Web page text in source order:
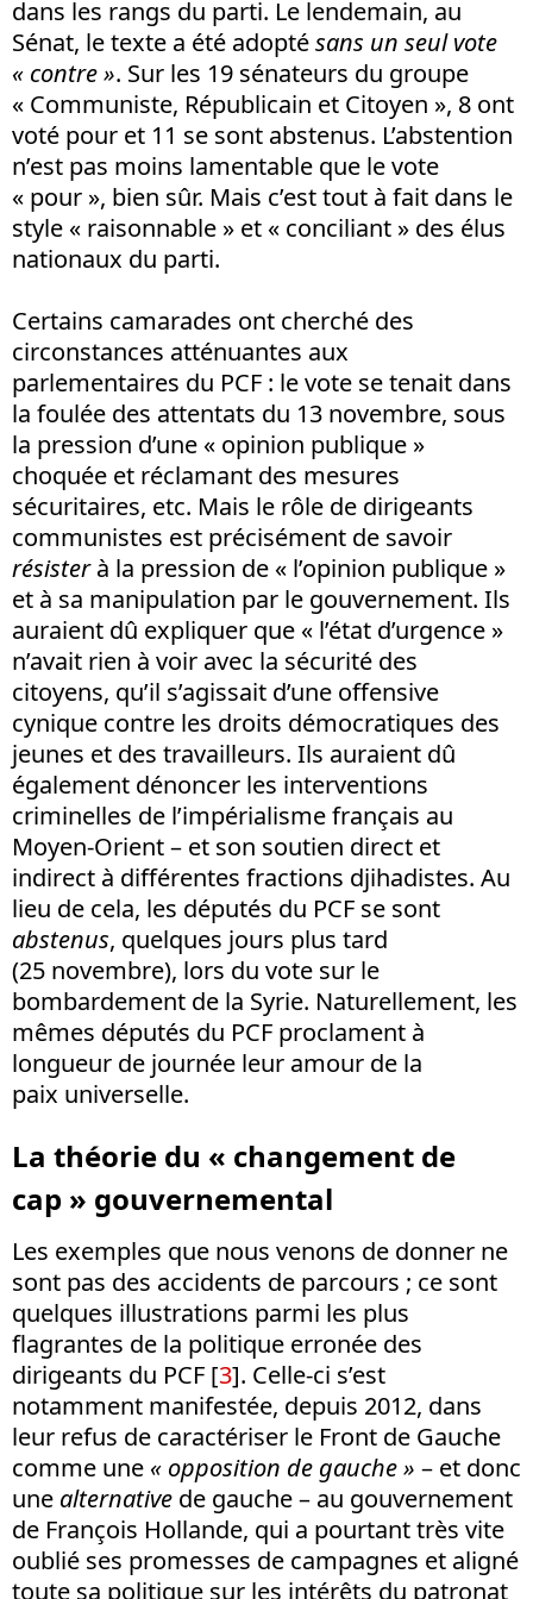
dans les rangs du parti. Le lendemain, au
Sénat, le texte a été adoptésans un seul vote
« contre ». Sur les 19 sénateurs du groupe
« Communiste, Républicain et Citoyen », 8 ont
voté pour et 11 se sont abstenus. L’abstention
n’est pas moins lamentable que le vote
« pour », bien sûr. Mais c’est tout à fait dans le
style « raisonnable » et « conciliant » des élus
nationaux du parti.
Certains camarades ont cherché des
circonstances atténuantes aux
parlementaires du PCF : le vote se tenait dans
la foulée des attentats du 13 novembre, sous
la pression d’une « opinion publique »
choquée et réclamant des mesures
sécuritaires, etc. Mais le rôle de dirigeants
communistes est précisément de savoir
résisterà la pression de « l’opinion publique »
et à sa manipulation par le gouvernement. Ils
auraient dû expliquer que « l’état d’urgence »
n’avait rien à voir avec la sécurité des
citoyens, qu’il s’agissait d’une offensive
cynique contre les droits démocratiques des
jeunes et des travailleurs. Ils auraient dû
également dénoncer les interventions
criminelles de l’impérialisme français au
Moyen-Orient – et son soutien direct et
indirect à différentes fractions djihadistes. Au
lieu de cela, les députés du PCF se sont
abstenus, quelques jours plus tard
(25 novembre), lors du vote sur le
bombardement de la Syrie. Naturellement, les
mêmes députés du PCF proclament à
longueur de journée leur amour de la
paix universelle.
La théorie du « changement de
cap » gouvernemental
Les exemples que nous venons de donner ne
sont pas des accidents de parcours ; ce sont
quelques illustrations parmi les plus
flagrantes de la politique erronée des
dirigeants du PCF [3]. Celle-ci s’est
notamment manifestée, depuis 2012, dans
leur refus de caractériser le Front de Gauche
comme une « opposition de gauche » – et donc
une alternative de gauche – au gouvernement
de François Hollande, qui a pourtant très vite
oublié ses promesses de campagnes et aligné
toute sa politique sur les intérêts du patronat